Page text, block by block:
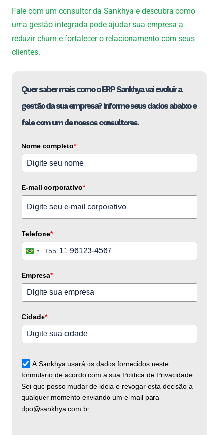
Fale com um consultor da Sankhya e descubra como
uma gestão integrada pode ajudar sua empresa a
reduzir churn e fortalecer o relacionamento com seus
clientes.
Quer saber mais como o ERP Sankhya vai evoluir a
gestão da sua empresa? Informe seus dados abaixo e
fale com um de nossos consultores.
Nome completo*
E-mail corporativo*
Telefone*
Brazil+55
Empresa*
Cidade*
A Sankhya usará os dados fornecidos neste
formulário de acordo com a sua Política de Privacidade.
Sei que posso mudar de ideia e revogar esta decisão a
qualquer momento enviando um e-mail para
dpo@sankhya.com.br